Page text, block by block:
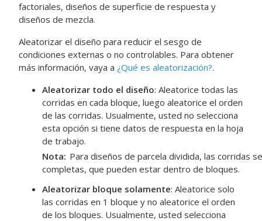
factoriales, diseños de superficie de respuesta y
diseños de mezcla.
Aleatorizar el diseño para reducir el sesgo de
condiciones externas o no controlables. Para obtener
más información, vaya a ¿Qué es aleatorización?.
Aleatorizar todo el diseño: Aleatorice todas las
corridas en cada bloque, luego aleatorice el orden
de las corridas. Usualmente, usted no selecciona
esta opción si tiene datos de respuesta en la hoja
de trabajo.
Nota Para diseños de parcela dividida, las corridas
completas, que pueden estar dentro de bloques.
Aleatorizar bloque solamente: Aleatorice solo
las corridas en 1 bloque y no aleatorice el orden
de los bloques. Usualmente, usted selecciona